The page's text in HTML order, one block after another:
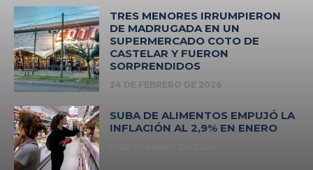
TRES MENORES IRRUMPIERON
DE MADRUGADA EN UN
SUPERMERCADO COTO DE
CASTELAR Y FUERON
SORPRENDIDOS
24 DE FEBRERO DE 2026
SUBA DE ALIMENTOS EMPUJÓ LA
INFLACIÓN AL 2,9% EN ENERO